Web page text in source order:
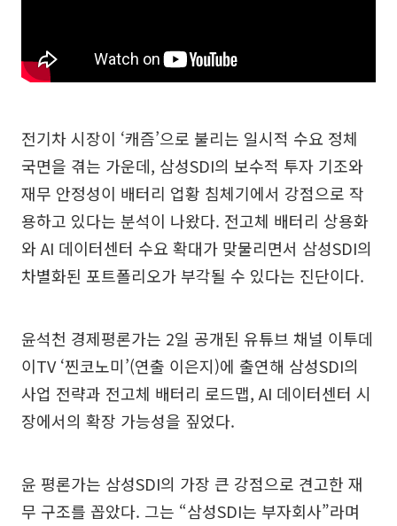
전기차 시장이 ‘캐즘’으로 불리는 일시적 수요 정체
국면을 겪는 가운데, 삼성SDI의 보수적 투자 기조와
재무 안정성이 배터리 업황 침체기에서 강점으로 작
용하고 있다는 분석이 나왔다. 전고체 배터리 상용화
와 AI 데이터센터 수요 확대가 맞물리면서 삼성SDI의
차별화된 포트폴리오가 부각될 수 있다는 진단이다.
윤석천 경제평론가는 2일 공개된 유튜브 채널 이투데
이TV ‘찐코노미’(연출 이은지)에 출연해 삼성SDI의
사업 전략과 전고체 배터리 로드맵, AI 데이터센터 시
장에서의 확장 가능성을 짚었다.
윤 평론가는 삼성SDI의 가장 큰 강점으로 견고한 재
무 구조를 꼽았다. 그는 “삼성SDI는 부자회사”라며